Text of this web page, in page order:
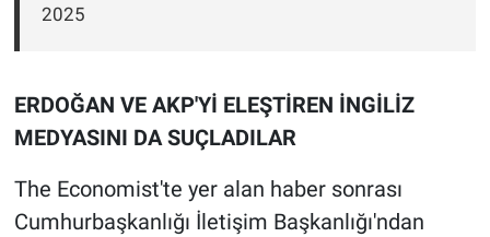
2025
ERDOĞAN VE AKP'Yİ ELEŞTİREN İNGİLİZ
MEDYASINI DA SUÇLADILAR
The Economist'te yer alan haber sonrası
Cumhurbaşkanlığı İletişim Başkanlığı'ndan